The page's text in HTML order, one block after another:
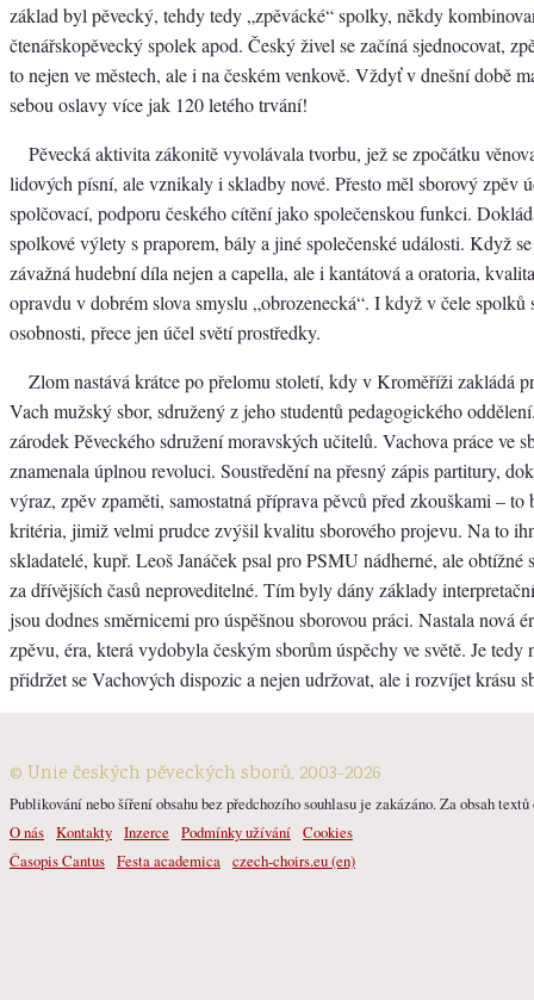
základ byl pěvecký, tehdy tedy „zpěvácké“ spolky, někdy
čtenářskopěvecký spolek apod. Český živel se začíná sjednocovat,
to nejen ve městech, ale i na českém venkově. Vždyť v dnešní době
sebou oslavy více jak 120 letého trvání!
Pěvecká aktivita zákonitě vyvolávala tvorbu, jež se zpočátku
lidových písní, ale vznikaly i skladby nové. Přesto měl sborový zpěv
spolčovací, podporu českého cítění jako společenskou funkci.
spolkové výlety s praporem, bály a jiné společenské události. Když
závažná hudební díla nejen a capella, ale i kantátová a oratoria,
opravdu v dobrém slova smyslu „obrozenecká“. I když v čele
osobnosti, přece jen účel světí prostředky.
Zlom nastává krátce po přelomu století, kdy v Kroměříži zakládá
Vach mužský sbor, sdružený z jeho studentů pedagogického
zárodek Pěveckého sdružení moravských učitelů. Vachova práce ve
znamenala úplnou revoluci. Soustředění na přesný zápis partitury,
výraz, zpěv zpaměti, samostatná příprava pěvců před zkouškami – to
kritéria, jimiž velmi prudce zvýšil kvalitu sborového projevu. Na to
skladatelé, kupř. Leoš Janáček psal pro PSMU nádherné, ale
za dřívějších časů neproveditelné. Tím byly dány základy
jsou dodnes směrnicemi pro úspěšnou sborovou práci. Nastala nová
zpěvu, éra, která vydobyla českým sborům úspěchy ve světě. Je tedy
přidržet se Vachových dispozic a nejen udržovat, ale i rozvíjet krásu
© Unie českých pěveckých sborů, 2003-2026
Publikování nebo šíření obsahu bez předchozího souhlasu je zakázáno. Za obsah
O nás Kontakty Inzerce Podmínky užívání Cookies
Časopis Cantus Festa academica czech-choirs.eu (en)